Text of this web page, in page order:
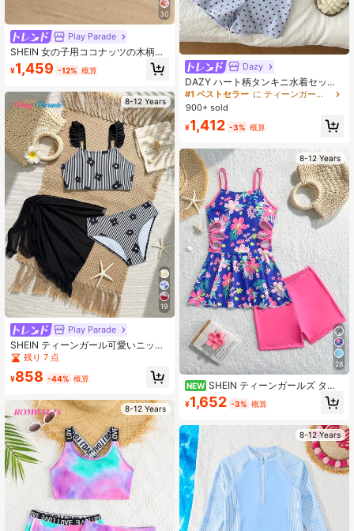
30
Play Parade
SHEIN 女の子用ココナッツの木柄パ
ッチワーク 無地ワンピース水着 かわ
いいウサギ柄ショーツ付き、夏、サ
プールに適しています
¥1,459 -12% 概算
8-12 Years
19
Play Parade
SHEIN ティーンガール可愛いニット
リボー ソリッドカラー ラッフル ピ
ンクメッシュ生地 ニット生地 トライ
アングルビキニセット、ファッショ
泳、バケーション、夏に適していま
す
残り 7 点
¥858 -44% 概算
8-12 Years
Dazy
DAZY ハート柄タンキニ水着セット
ティーンガール用、ショーツとノー
スリーブトップ付き 夏用
#1 ベストセラー
に ティーンガールズビキニセット
900+ sold
¥1,412 -3% 概算
8-12 Years
28
NEW SHEIN ティーンガールズ タン
キニ 2ピース 水着セット ブルー ピン
ク フローラル スパゲッティストラッ
ットアウト ピンク ビキニボトム 露
出防止 Y2Kスタイル 水泳 ホリデー
バケーション スプリングブレイク ビ
ーチ向け
¥1,652 -3% 概算
8-12 Years